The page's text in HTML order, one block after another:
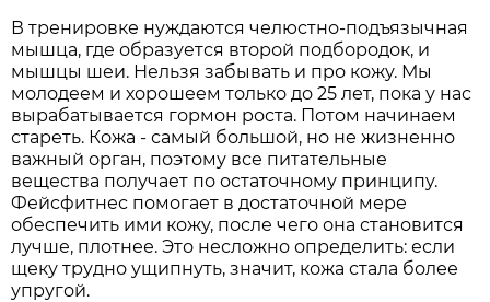
В тренировке нуждаются челюстно-подъязычная
мышца, где образуется второй подбородок, и
мышцы шеи. Нельзя забывать и про кожу. Мы
молодеем и хорошеем только до 25 лет, пока у нас
вырабатывается гормон роста. Потом начинаем
стареть. Кожа - самый большой, но не жизненно
важный орган, поэтому все питательные
вещества получает по остаточному принципу.
Фейсфитнес помогает в достаточной мере
обеспечить ими кожу, после чего она становится
лучше, плотнее. Это несложно определить: если
щеку трудно ущипнуть, значит, кожа стала более
упругой.